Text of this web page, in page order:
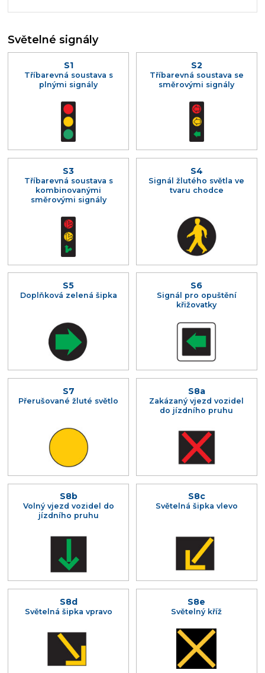
Světelné signály
S1
Tříbarevná soustava s
plnými signály
S2
Tříbarevná soustava se
směrovými signály
S3
Tříbarevná soustava s
kombinovanými
směrovými signály
S4
Signál žlutého světla ve
tvaru chodce
S5
Doplňková zelená šipka
S6
Signál pro opuštění
křižovatky
S7
Přerušované žluté světlo
S8a
Zakázaný vjezd vozidel
do jízdního pruhu
S8b
Volný vjezd vozidel do
jízdního pruhu
S8c
Světelná šipka vlevo
S8d
Světelná šipka vpravo
S8e
Světelný kříž